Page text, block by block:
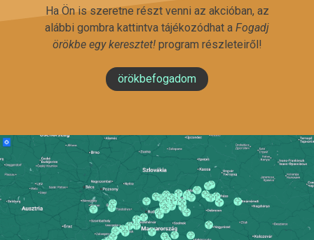
Ha Ön is szeretne részt venni az akcióban, az
alábbi gombra kattintva tájékozódhat a Fogadj
örökbe egy keresztet!program részleteiről!
örökbefogadom